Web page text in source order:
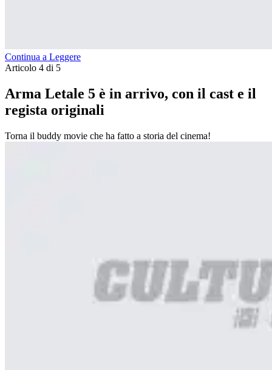
Continua a Leggere
Articolo 4 di 5
Arma Letale 5 è in arrivo, con il cast e il
regista originali
Torna il buddy movie che ha fatto a storia del cinema!